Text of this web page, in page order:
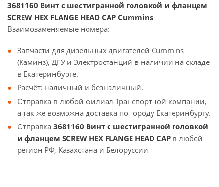
3681160 Винт с шестигранной головкой и фланцем
SCREW HEX FLANGE HEAD CAP Cummins
Взаимозаменяемые номера:
Запчасти для дизельных двигателей Cummins
(Каминз), ДГУ и Электростанций в наличии на складе
в Екатеринбурге.
Расчёт: наличный и безналичный.
Отправка в любой филиал Транспортной компании,
а так же возможна доставка по городу Екатеринбургу.
Отправка 3681160 Винт с шестигранной головкой
и фланцем SCREW HEX FLANGE HEAD CAP в любой
регион РФ, Казахстана и Белоруссии